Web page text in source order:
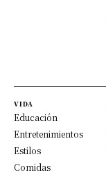
VIDA
Educación
Entretenimientos
Estilos
Comidas